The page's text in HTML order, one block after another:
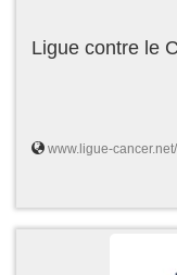
Ligue contre le
www.ligue-